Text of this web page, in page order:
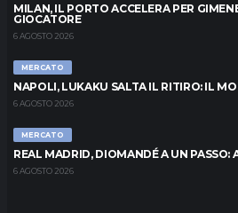
MILAN, IL PORTO ACCELERA PER
GIOCATORE
6 AGOSTO 2026
MERCATO
NAPOLI, LUKAKU SALTA IL RITIRO: IL
6 AGOSTO 2026
MERCATO
REAL MADRID, DIOMANDÉ A UN PASSO:
6 AGOSTO 2026